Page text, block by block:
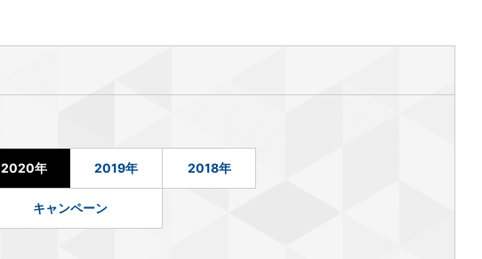
2020年 2019年 2018年
キャンペーン